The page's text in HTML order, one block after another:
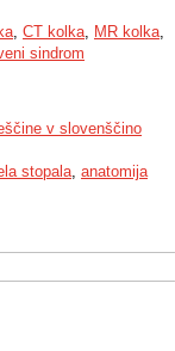
, CT kolka, MR kolka,
sindrom
v slovenščino
stopala, anatomija